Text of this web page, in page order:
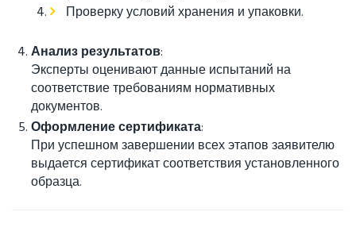
Проверку условий хранения и упаковки.
Анализ результатов:
Эксперты оценивают данные испытаний на
соответствие требованиям нормативных
документов.
Оформление сертификата:
При успешном завершении всех этапов заявителю
выдается сертификат соответствия установленного
образца.